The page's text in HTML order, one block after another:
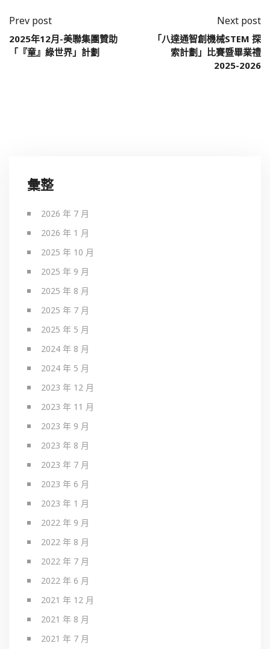
Prev post
2025年12月-美聯集團贊助
「『童』綠世界」計劃
Next post
「八達通智創機械STEM 探
索計劃」比賽暨畢業禮
2025-2026
彙整
2026 年 7 月
2026 年 1 月
2025 年 10 月
2025 年 9 月
2025 年 8 月
2025 年 7 月
2025 年 5 月
2024 年 8 月
2024 年 5 月
2023 年 12 月
2023 年 11 月
2023 年 9 月
2023 年 8 月
2023 年 7 月
2023 年 6 月
2023 年 1 月
2022 年 9 月
2022 年 8 月
2022 年 7 月
2022 年 6 月
2021 年 12 月
2021 年 8 月
2021 年 7 月